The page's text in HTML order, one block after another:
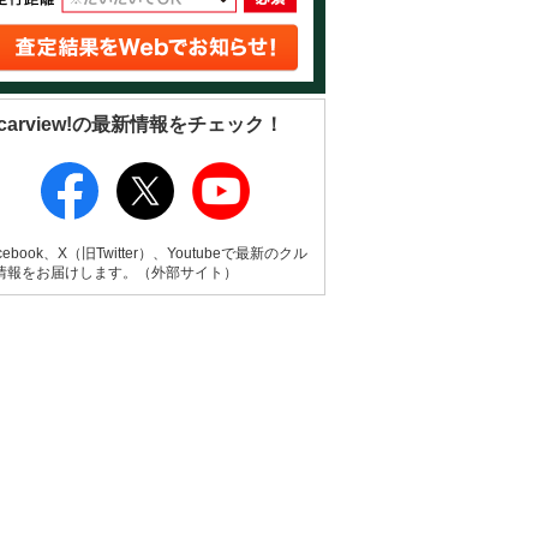
の最新情報をチェック！
、X（旧Twitter）、Youtubeで最新のクル
報をお届けします。（外部サイト）